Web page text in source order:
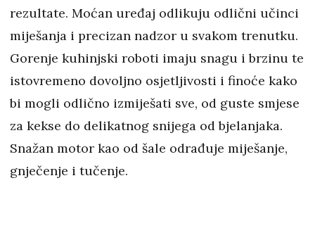
rezultate. Moćan uređaj odlikuju odlični učinci
miješanja i precizan nadzor u svakom trenutku.
Gorenje kuhinjski roboti imaju snagu i brzinu te
istovremeno dovoljno osjetljivosti i finoće kako
bi mogli odlično izmiješati sve, od guste smjese
za kekse do delikatnog snijega od bjelanjaka.
Snažan motor kao od šale odrađuje miješanje,
gnječenje i tučenje.